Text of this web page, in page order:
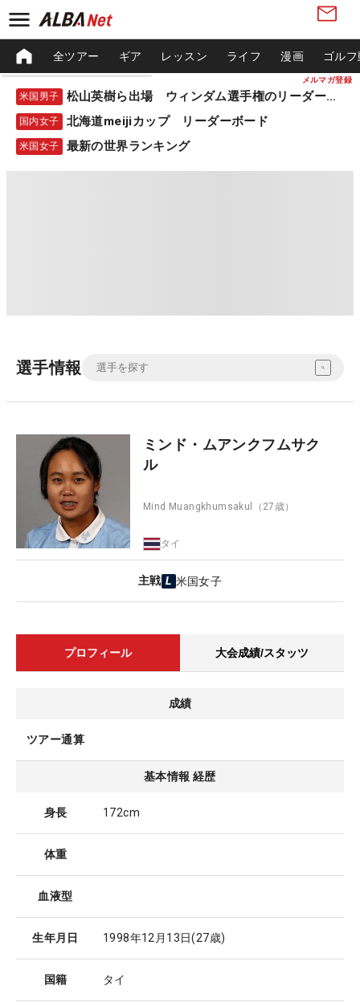
メルマガ登録
全ツアー ギア レッスン ライフ 漫画 ゴル
米国男子 松山英樹ら出場 ウィンダム選手権のリーダーボード
国内女子 北海道meijiカップ リーダーボード
米国女子 最新の世界ランキング
選手情報
ミンド・ムアンクフムサク
ル
Mind Muangkhumsakul （27歳）
タイ
主戦 米国女子
プロフィール 大会成績/スタッツ
成績
ツアー通算
基本情報 経歴
身長 172cm
体重
血液型
生年月日 1998年12月13日(27歳)
国籍 タイ